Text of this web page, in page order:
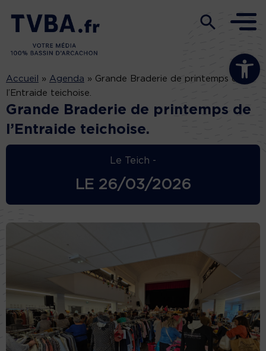
Ouvrir la
Accueil » Agenda » Grande Braderie de printemps de
l’Entraide teichoise.
Grande Braderie de printemps de
l’Entraide teichoise.
Le Teich -
LE 26/03/2026